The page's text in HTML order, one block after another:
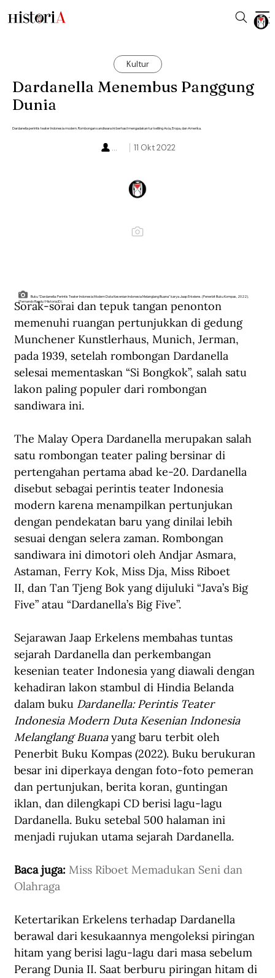
Kultur
Dardanella Menembus Panggung
Dunia
Dardanella perintis teater Indonesia modern. Rombongan sandiwara ini berhasil mengadakan tur keliling Asia, Eropa, dan Amerika.
11 Okt 2022
...
Buku "Dardanella: Perintis Teater Indonesia Modern Duta Kesenian Indonesia Melanglang Buana" karya Jaap Erkelens. (Penerbit Buku Kompas, 2022).
(Fernando Randy/Historia.ID).
Sorak-sorai dan tepuk tangan penonton
memenuhi ruangan pertunjukkan di gedung
Munchener Kunstlerhaus, Munich, Jerman,
pada 1939, setelah rombongan Dardanella
selesai mementaskan “Si Bongkok”, salah satu
lakon paling populer dari rombongan
sandiwara ini.
The Malay Opera Dardanella merupakan salah
satu rombongan teater paling bersinar di
pertengahan pertama abad ke-20. Dardanella
disebut sebagai perintis teater Indonesia
modern karena menampilkan pertunjukan
dengan pendekatan baru yang dinilai lebih
sesuai dengan selera zaman. Rombongan
sandiwara ini dimotori oleh Andjar Asmara,
Astaman, Ferry Kok, Miss Dja, Miss Riboet
II, dan Tan Tjeng Bok yang dijuluki “Java’s Big
Five” atau “Dardanella’s Big Five”.
Sejarawan Jaap Erkelens membahas tuntas
sejarah Dardanella dan perkembangan
kesenian teater Indonesia yang diawali dengan
kehadiran lakon stambul di Hindia Belanda
dalam buku Dardanella: Perintis Teater
Indonesia Modern Duta Kesenian Indonesia
Melanglang Buana yang baru terbit oleh
Penerbit Buku Kompas (2022). Buku berukuran
besar ini diperkaya dengan foto-foto pemeran
dan pertunjukan, berita koran, guntingan
iklan, dan dilengkapi CD berisi lagu-lagu
Dardanella. Buku setebal 500 halaman ini
menjadi rujukan utama sejarah Dardanella.
Baca juga: Miss Riboet Memadukan Seni dan
Olahraga
Ketertarikan Erkelens terhadap Dardanella
berawal dari kesukaannya mengoleksi piringan
hitam yang berisi lagu-lagu dari masa sebelum
Perang Dunia II. Saat berburu piringan hitam di